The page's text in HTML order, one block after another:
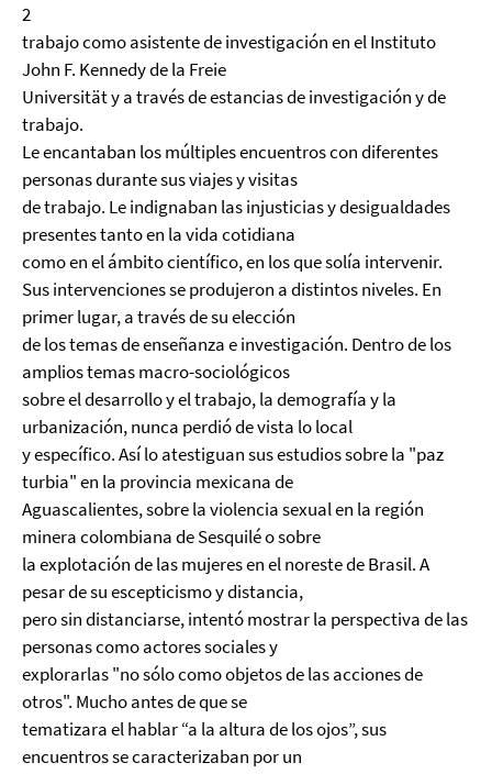
2
trabajo como asistente de investigación en el Instituto
John F. Kennedy de la Freie
Universität y a través de estancias de investigación y de
trabajo.
Le encantaban los múltiples encuentros con diferentes
personas durante sus viajes y visitas
de trabajo. Le indignaban las injusticias y desigualdades
presentes tanto en la vida cotidiana
como en el ámbito científico, en los que solía intervenir.
Sus intervenciones se produjeron a distintos niveles. En
primer lugar, a través de su elección
de los temas de enseñanza e investigación. Dentro de los
amplios temas macro-sociológicos
sobre el desarrollo y el trabajo, la demografía y la
urbanización, nunca perdió de vista lo local
y específico. Así lo atestiguan sus estudios sobre la "paz
turbia" en la provincia mexicana de
Aguascalientes, sobre la violencia sexual en la región
minera colombiana de Sesquilé o sobre
la explotación de las mujeres en el noreste de Brasil. A
pesar de su escepticismo y distancia,
pero sin distanciarse, intentó mostrar la perspectiva de las
personas como actores sociales y
explorarlas "no sólo como objetos de las acciones de
otros". Mucho antes de que se
tematizara el hablar “a la altura de los ojos”, sus
encuentros se caracterizaban por un